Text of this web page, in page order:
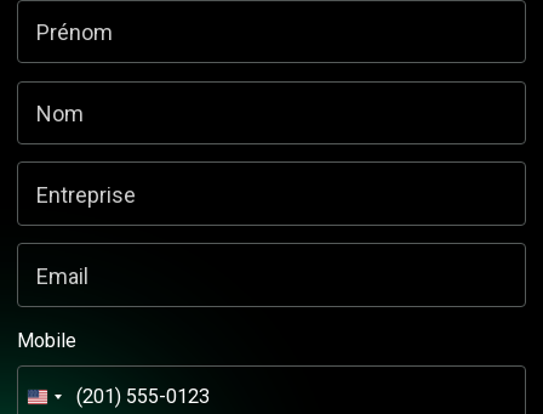
Prénom
Nom
Entreprise
Email
Mobile
États-